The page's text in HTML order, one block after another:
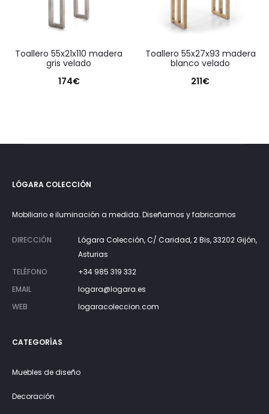
toallero 55x21x110 madera
gris velado
174€
toallero 55x27x93 madera
blanco velado
211€
LÓGARA COLECCIÓN
Mobiliario e iluminación a medida. Diseñamos y fabricamos
DIRECCIÓN
Lógara Colección, C/ Caridad, 2 Bis, 33202 Gijón,
Asturias
TELÉFONO
+34 985 319 332
EMAIL
logara@logara.es
WEB
logaracoleccion.com
CATEGORÍAS
Muebles de diseño
Decoración